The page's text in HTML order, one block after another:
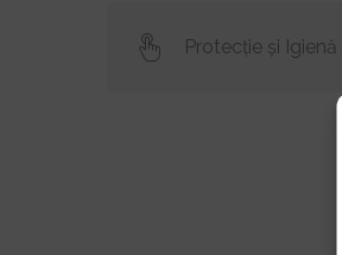
Protecție și Igienă